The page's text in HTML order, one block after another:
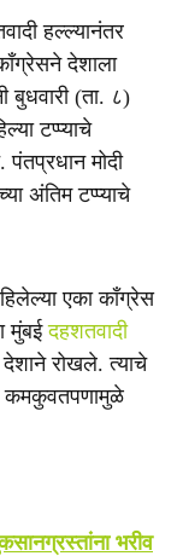
हल्ल्यानंतर
देशाला
बुधवारी (ता. ८)
टप्प्याचे
मोदी
अंतिम टप्प्याचे
एका काँग्रेस
मुंबईदहशतवादी
देशाने रोखले. त्याचे
कमकुवतपणामुळे
भरीव